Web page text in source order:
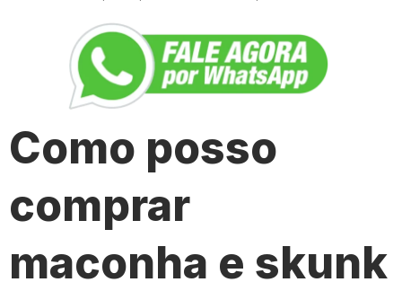
Como posso
comprar
maconha e skunk